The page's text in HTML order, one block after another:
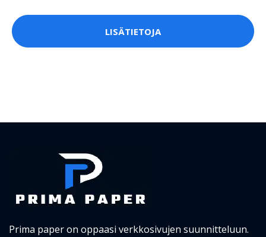
LISÄTIETOJA
Prima paper on oppaasi verkkosivujen suunnitteluun.